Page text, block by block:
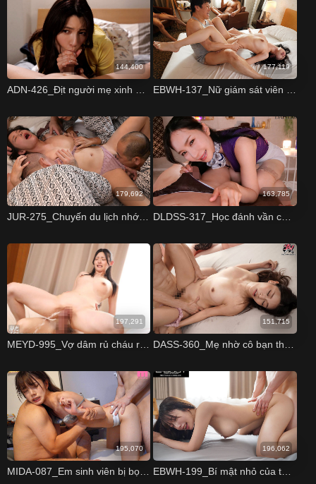
ADN-426_Địt người mẹ xinh đẹp của bạn gái
144,400
EBWH-137_Nữ giám sát viên xinh đẹp bị đám thợ xây chuốc say
177,119
JUR-275_Chuyến du lịch nhớ đời của Meguri
179,692
DLDSS-317_Học đánh vần cùng cô gia sư dâm đãng
163,785
197,291 151,715
195,070 196,062